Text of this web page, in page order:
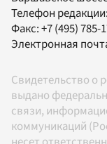
Телефон редакции:
Факс:+7 (495) 785-
Электронная
Свидетельство о
выдано
связи,
коммуникаций